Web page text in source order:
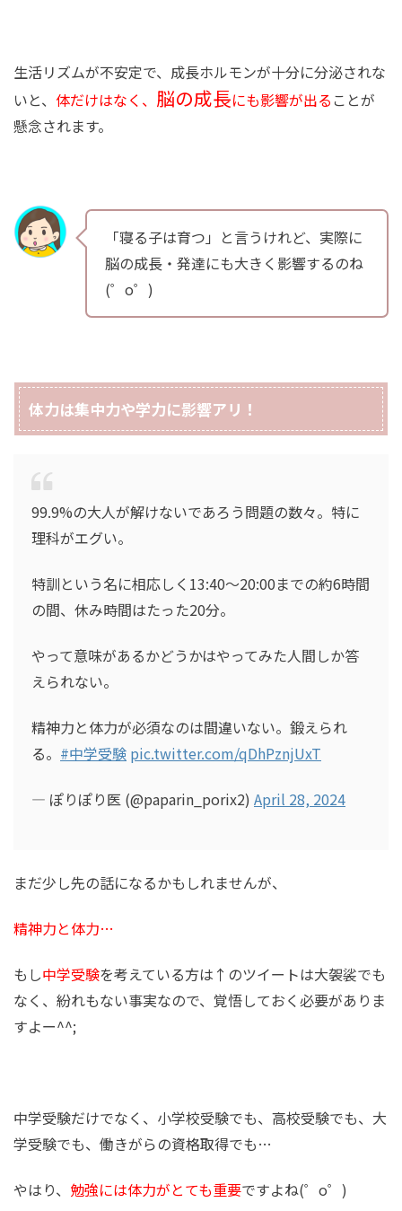
生活リズムが不安定で、成長ホルモンが十分に分泌されな
いと、 体だけはなく、 脳の成長にも影響が出る ことが
懸念されます。
「寝る子は育つ」と言うけれど、実際に
脳の成長・発達にも大きく影響するのね
(゜o゜)
体力は集中力や学力に影響アリ！
99.9%の大人が解けないであろう問題の数々。特に
理科がエグい。
特訓という名に相応しく13:40〜20:00までの約6時間
の間、休み時間はたった20分。
やって意味があるかどうかはやってみた人間しか答
えられない。
精神力と体力が必須なのは間違いない。鍛えられ
る。 #中学受験 pic.twitter.com/qDhPznjUxT
— ぽりぽり医 (@paparin_porix2) April 28, 2024
まだ少し先の話になるかもしれませんが、
精神力と体力…
もし中学受験を考えている方は↑のツイートは大袈裟でも
なく、紛れもない事実なので、覚悟しておく必要がありま
すよー^^;
中学受験だけでなく、小学校受験でも、高校受験でも、大
学受験でも、働きがらの資格取得でも…
やはり、 勉強には体力がとても重要ですよね(゜o゜)